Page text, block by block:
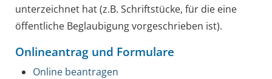
unterzeichnet hat (z.B. Schriftstücke, für die eine
öffentliche Beglaubigung vorgeschrieben ist).
Onlineantrag und Formulare
Online beantragen